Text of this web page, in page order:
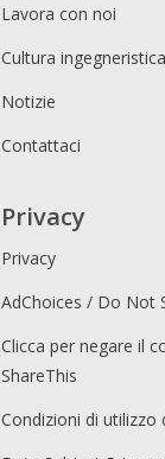
Lavora con noi
Cultura ingegneristica
Notizie
Contattaci
Privacy
Privacy
AdChoices / Do Not
Clicca per negare il
ShareThis
Condizioni di utilizzo